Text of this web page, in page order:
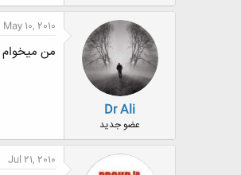
Dr Ali
عضو جدید
May 10, 2010
من میخوام
Jul 21, 2010